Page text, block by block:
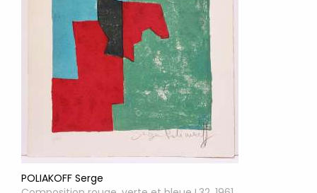
POLIAKOFF Serge